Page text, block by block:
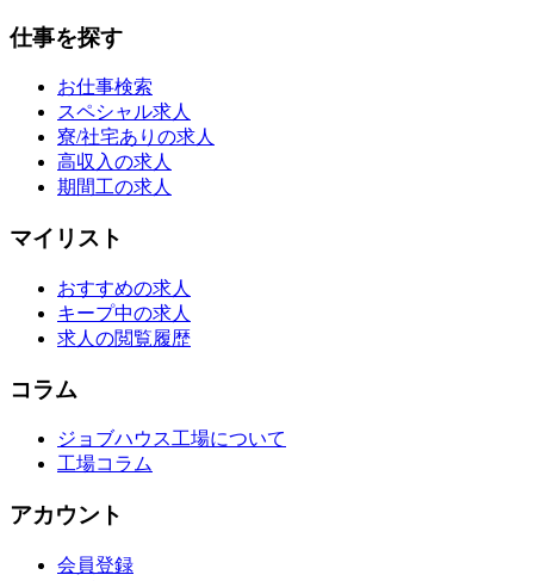
仕事を探す
お仕事検索
スペシャル求人
寮/社宅ありの求人
高収入の求人
期間工の求人
マイリスト
おすすめの求人
キープ中の求人
求人の閲覧履歴
コラム
ジョブハウス工場について
工場コラム
アカウント
会員登録